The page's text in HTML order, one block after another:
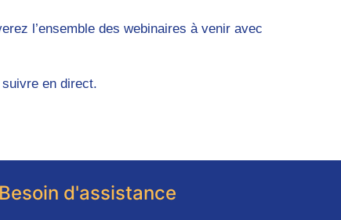
l’ensemble des webinaires à venir avec
en direct.
Besoin d'assistance